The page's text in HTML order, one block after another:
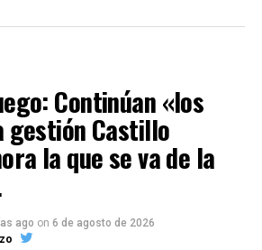
Continúan «los
gestión Castillo
la que se va de la
ago on 6 de agosto de 2026